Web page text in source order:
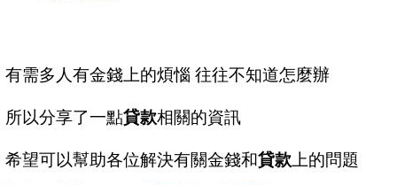
有需多人有金錢上的煩惱 往往不知道怎麼辦
所以分享了一點貸款相關的資訊
希望可以幫助各位解決有關金錢和貸款 上的問題